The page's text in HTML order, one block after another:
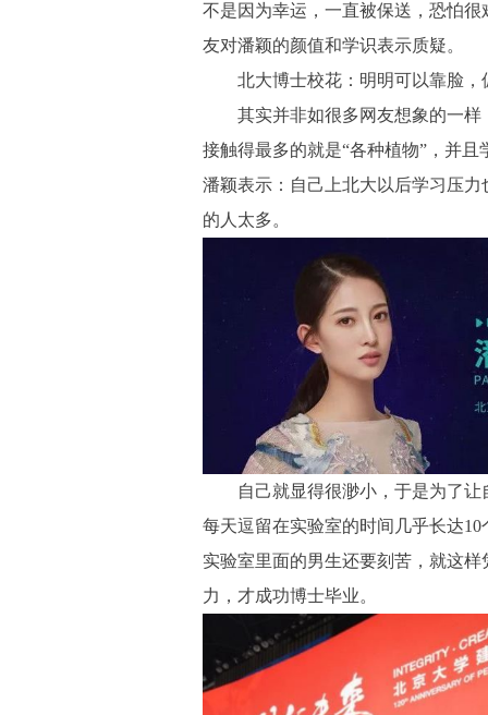
不是因为幸运，一直被保送，恐怕
友对潘颖的颜值和学识表示质疑。
北大博士校花：明明可以靠脸，
其实并非如很多网友想象的一样
接触得最多的就是“各种植物”，并且
潘颖表示：自己上北大以后学习压
的人太多。
自己就显得很渺小，于是为了让
每天逗留在实验室的时间几乎长达
实验室里面的男生还要刻苦，就这
力，才成功博士毕业。